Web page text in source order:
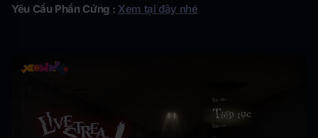
Yêu Cầu Phần Cứng : Xem tại đây nhé